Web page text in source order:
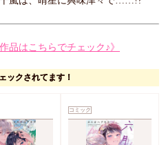
品はこちらでチェック♪》
ックされてます！
コミック